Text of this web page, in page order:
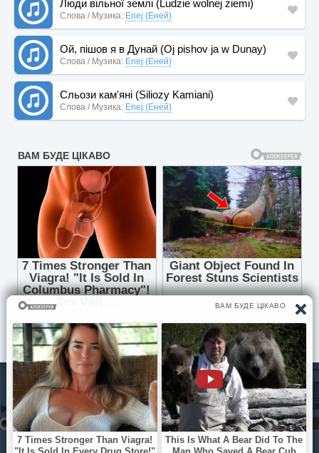
Люди вільної землі (Ludzie wolnej ziemi)
Слова / Музика: Enej (Еней)
Ой, пішов я в Дунай (Oj pishov ja w Dunay)
Слова / Музика: Enej (Еней)
Сльози кам'яні (Siliozy Kamiani)
Слова / Музика: Enej (Еней)
© Pisni.Club 2020 - 2026 З будь-яких питань звертайтесь на
пошту your.feedback.tpl@gmail.com
Мила моя